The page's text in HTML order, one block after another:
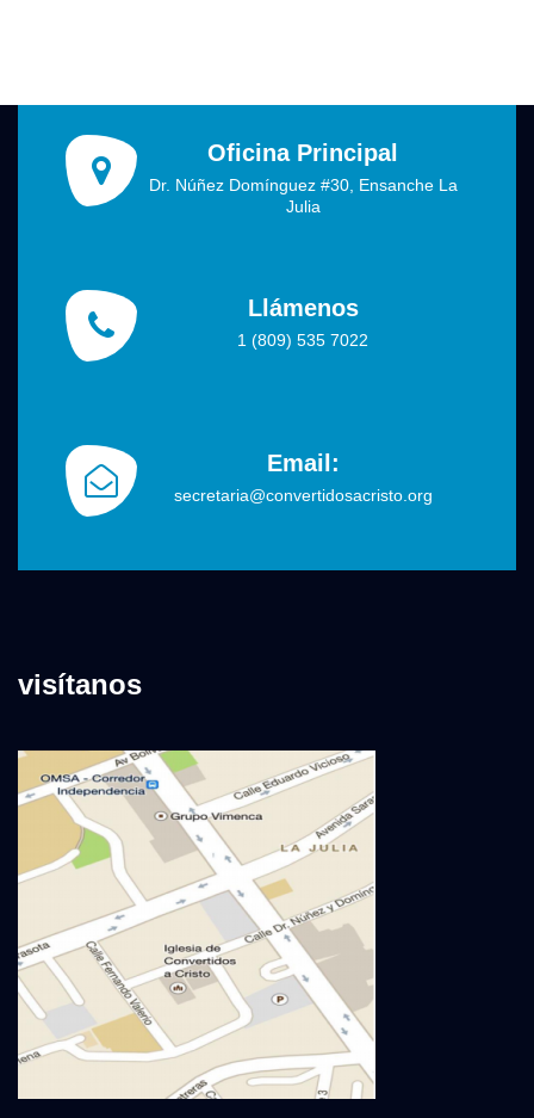
Oficina Principal
Dr. Núñez Domínguez #30, Ensanche La
Julia
Llámenos
1 (809) 535 7022
Email:
secretaria@convertidosacristo.org
visítanos